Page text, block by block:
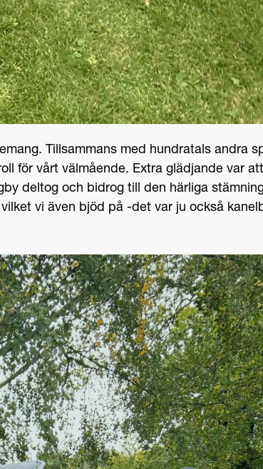
Tillsammans med hundratals andra
för vårt välmående. Extra glädjande var
deltog och bidrog till den härliga
vi även bjöd på -det var ju också